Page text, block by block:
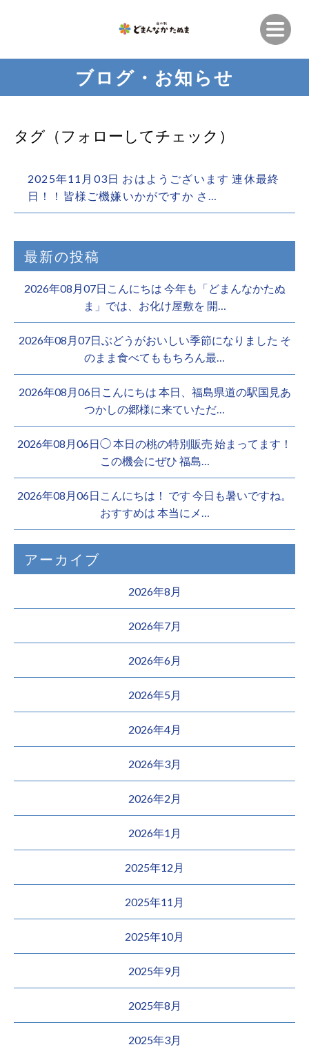
ブログ・お知らせ
タグ（フォローしてチェック）
2025年11月03日 おはようございます 連休最終
日！！皆様ご機嫌いかがですか さ…
最新の投稿
2026年08月07日こんにちは 今年も「どまんなかたぬ
ま」では、お化け屋敷を 開…
2026年08月07日ぶどうがおいしい季節になりました そ
のまま食べてももちろん最…
2026年08月06日こんにちは 本日、福島県道の駅国見あ
つかしの郷様に来ていただ…
2026年08月06日◯ 本日の桃の特別販売 始まってます！
この機会にぜひ 福島…
2026年08月06日こんにちは！ です 今日も暑いですね。
おすすめは 本当にメ…
アーカイブ
2026年8月
2026年7月
2026年6月
2026年5月
2026年4月
2026年3月
2026年2月
2026年1月
2025年12月
2025年11月
2025年10月
2025年9月
2025年8月
2025年3月